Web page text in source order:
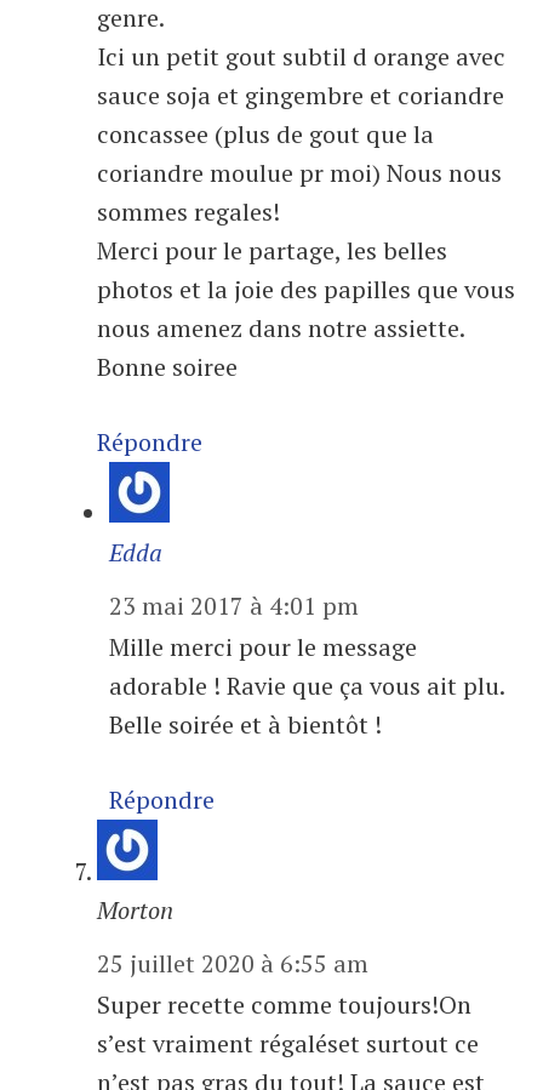
genre.
Ici un petit gout subtil d orange avec
sauce soja et gingembre et coriandre
concassee (plus de gout que la
coriandre moulue pr moi) Nous nous
sommes regales!
Merci pour le partage, les belles
photos et la joie des papilles que vous
nous amenez dans notre assiette.
Bonne soiree
Répondre
Edda
23 mai 2017 à 4:01 pm
Mille merci pour le message
adorable ! Ravie que ça vous ait plu.
Belle soirée et à bientôt !
Répondre
Morton
25 juillet 2020 à 6:55 am
Super recette comme toujours!On
s’est vraiment régaléset surtout ce
n’est pas gras du tout! La sauce est